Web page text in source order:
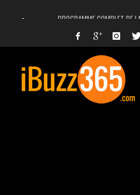
PROGRAMME COMPLET DE
FACEBOOK, INSTAGRAM ET
UNE VIDÉO 4K MONTRE LA
LANCEMENT DU
DÉCÈS DE L’EX-PRÉSIDENT ZINE EL